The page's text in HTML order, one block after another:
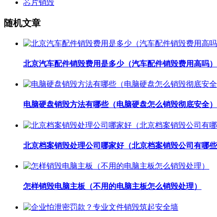
芯片销毁
随机文章
北京汽车配件销毁费用是多少（汽车配件销毁费用高吗）
电脑硬盘销毁方法有哪些（电脑硬盘怎么销毁彻底安全）
北京档案销毁处理公司哪家好（北京档案销毁公司有哪
怎样销毁电脑主板（不用的电脑主板怎么销毁处理）